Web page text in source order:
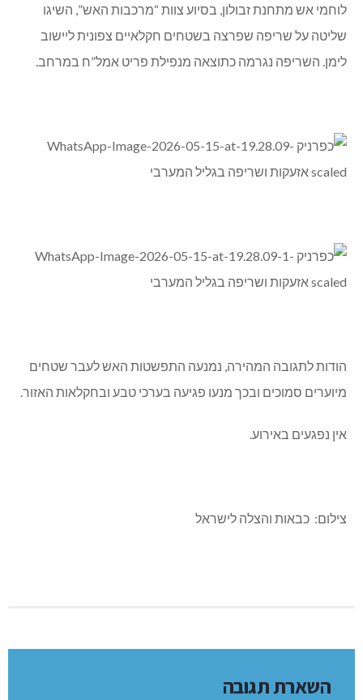
לוחמי אש מתחנת זבולון, בסיוע צוות “מרכבות האש”, השיגו
שליטה על שריפה שפרצה בשטחים חקלאיים צפונית ליישוב
לימן. השריפה נגרמה כתוצאה מנפילת פריט אמל”ח במרחב.
הודות לתגובה המהירה, נמנעה התפשטות האש לעבר שטחים
מיוערים סמוכים ובכך מנעו פגיעה בערכי טבע ובחקלאות האזור.
אין נפגעים באירוע.
צילום: כבאות והצלה לישראל
השארת תגובה